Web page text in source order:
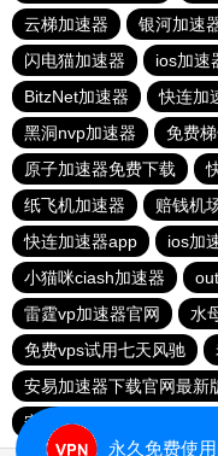
云梯加速器
银河加速
闪电猫加速器
ios加速
BitzNet加速器
快连加
黑洞nvp加速器
免费
原子加速器免费下载
纸飞机加速器
赔钱机
快连加速器app
ios加
小猫咪ciash加速器
雷霆vp加速器官网
水
免费vps试用七天风驰
安易加速器下载官网最新
安卓加速器梯子免费
永久免费使